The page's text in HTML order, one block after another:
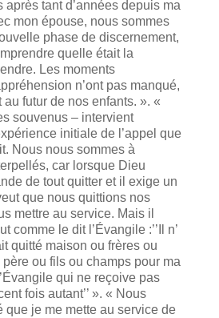
après tant d’années depuis ma
mon épouse, nous sommes
phase de discernement,
quelle était la
Les moments
n’ont pas manqué,
futur de nos enfants. ». «
souvenus – intervient
initiale de l’appel que
Nous nous sommes à
car lorsque Dieu
de tout quitter et il exige un
que nous quittions nos
mettre au service. Mais il
comme le dit l’Évangile :’’Il n’
quitté maison ou frères ou
ou fils ou champs pour ma
qui ne reçoive pas
fois autant’’ ». « Nous
que je me mette au service de